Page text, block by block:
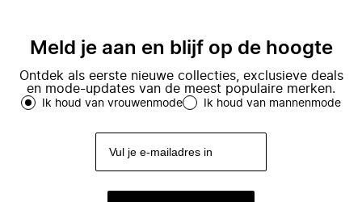
Meld je aan en blijf op de hoogte
Ontdek als eerste nieuwe collecties, exclusieve deals
en mode-updates van de meest populaire merken.
Ik houd van vrouwenmode Ik houd van mannenmode